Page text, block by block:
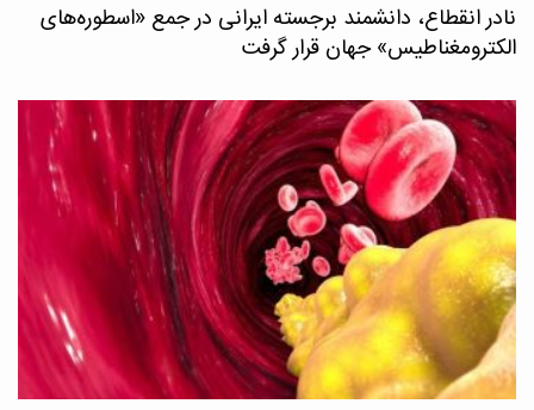
نادر انقطاع، دانشمند برجسته ایرانی در جمع «اسطوره‌های
الکترومغناطیس» جهان قرار گرفت